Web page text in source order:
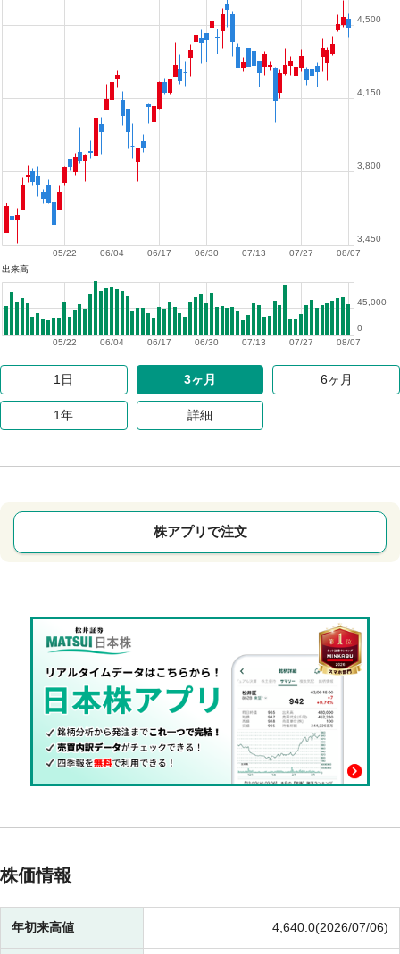
08/07
07/27
07/13
06/30
06/17
06/04
05/22
3,450
3,800
4,150
4,500
出来高
08/07
07/27
07/13
06/30
06/17
06/04
05/22
0
45,000
1日 3ヶ月 6ヶ月
1年 詳細
株アプリで注文
株価情報
年初来高値 4,640.0(2026/07/06)